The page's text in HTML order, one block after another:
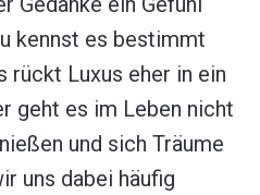
kennst es bestimmt
rückt Luxus eher in ein
geht es im Leben nicht
und sich Träume
uns dabei häufig